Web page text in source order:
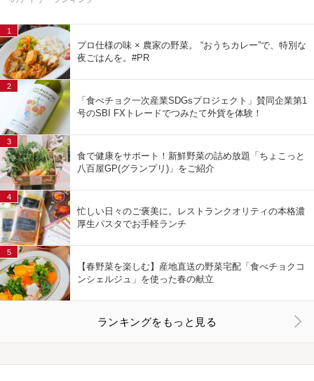
プロ仕様の味 × 農家の野菜。 “おうちカレー”で、特別な
夜ごはんを。#PR
1
「食べチョク一次産業SDGsプロジェクト」賛同企業第1
号のSBI FXトレードでつみたて外貨を体験！
2
食で健康をサポート！新鮮野菜の詰め放題「ちょこっと
八百屋GP(グランプリ)」をご紹介
3
忙しい日々のご褒美に。レストランクオリティの本格濃
厚生パスタでお手軽ランチ
4
【春野菜を楽しむ】産地直送の野菜宅配「食べチョクコ
ンシェルジュ」を使った春の献立
5
ランキングをもっと見る